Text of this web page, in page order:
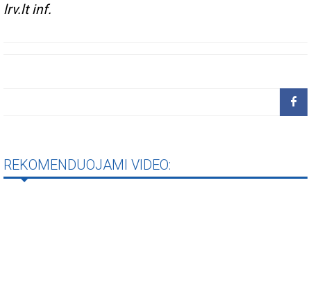
lrv.lt inf.
REKOMENDUOJAMI VIDEO: